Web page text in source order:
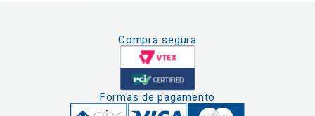
Compra segura
Formas de pagamento